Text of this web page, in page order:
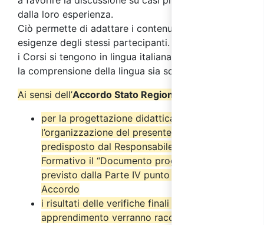
dalla loro esperienza.
Ciò permette di adattare i contenuti del corso alle
esigenze degli stessi partecipanti. Ricordiamo che
i Corsi si tengono in lingua italiana ed è necessaria
la comprensione della lingua sia scritta che orale.
Ai sensi dell’Accordo Stato Regioni del 17/4/2025
per la progettazione didattica e
l’organizzazione del presente corso è stato
predisposto dal Responsabile del Progetto
Formativo il “Documento progettuale” come
previsto dalla Parte IV punto 2.6 del suddetto
Accordo
i risultati delle verifiche finali di
apprendimento verranno raccolti nel “Verbale